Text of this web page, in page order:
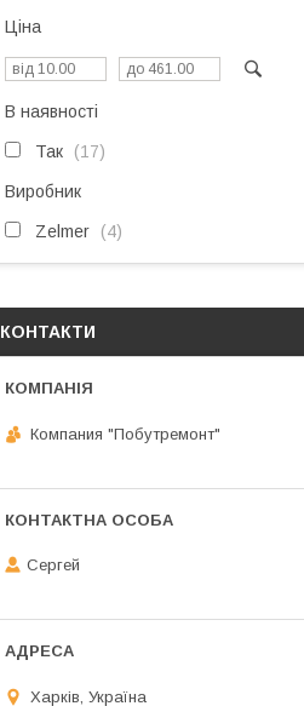
Ціна
В наявності
Так 17
Виробник
Zelmer 4
КОНТАКТИ
Компания "Побутремонт"
Сергей
Харків, Україна